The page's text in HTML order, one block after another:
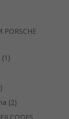
PORSCHE
1 1
1
Produkt
22
Produkte